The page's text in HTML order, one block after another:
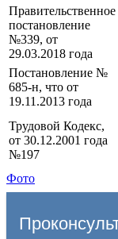
Правительственное
постановление
№339, от
29.03.2018 года
Постановление №
685-н, что от
19.11.2013 года
Трудовой Кодекс,
от 30.12.2001 года
№197
Фото